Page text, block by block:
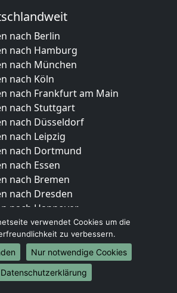
nach Berlin
nach Hamburg
nach München
nach Köln
nach Frankfurt am Main
nach Stuttgart
nach Düsseldorf
nach Leipzig
nach Dortmund
nach Essen
nach Bremen
nach Dresden
nach Hannover
nach Nürnberg
nach Duisburg
nach Bochum
nach Wuppertal
nach Bielefeld
verwendet Cookies um die
zu verbessern.
Nur notwendige Cookies
Datenschutzerklärung